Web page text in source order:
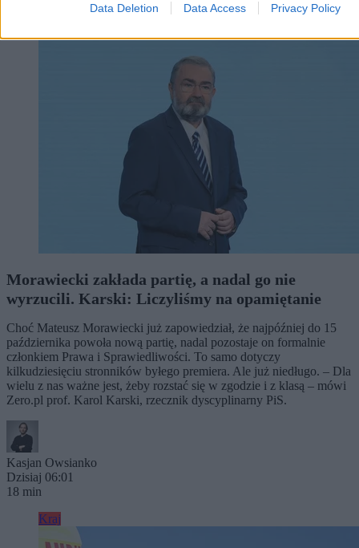
Data Deletion Data Access Privacy Policy
Morawiecki zakłada partię, a nadal go nie
wyrzucili. Karski: Liczyliśmy na opamiętanie
Choć Mateusz Morawiecki już zapowiedział, że najpóźniej do 15
października powoła nową partię, nadal pozostaje on formalnie
członkiem Prawa i Sprawiedliwości. To samo dotyczy
kilkudziesięciu stronników byłego premiera. Ale już niedługo. – Dla
wielu z nas ważne jest, żeby rozstać się w zgodzie i z klasą – mówi
Zero.pl prof. Karol Karski, rzecznik dyscyplinarny PiS.
Kasjan Owsianko
Dzisiaj 06:01
18 min
Kraj